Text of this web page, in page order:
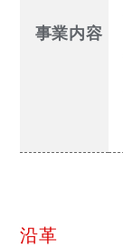
事業内容
沿革